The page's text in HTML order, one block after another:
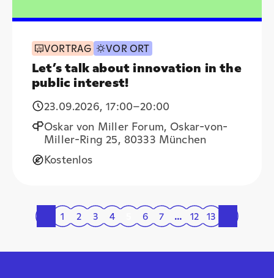
VORTRAG VOR ORT
Let’s talk about innovation in the
public interest!
23.09.2026,17:00–20:00
Oskar von Miller Forum, Oskar-von-
Miller-Ring 25, 80333 München
Kostenlos
1 2 3 4 6 7 … 12 13